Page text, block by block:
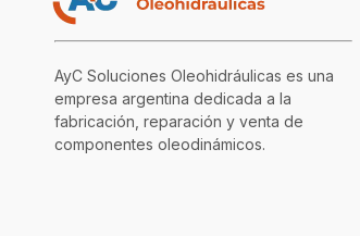
AyC Soluciones Oleohidráulicas es una
empresa argentina dedicada a la
fabricación, reparación y venta de
componentes oleodinámicos.